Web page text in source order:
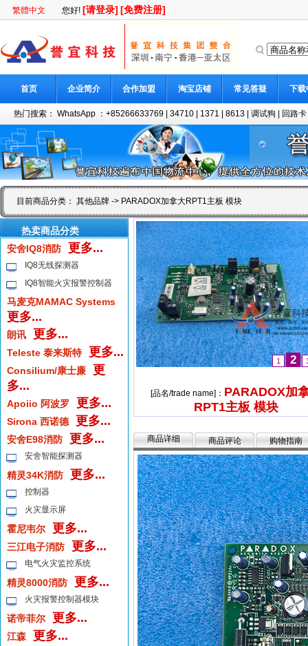
繁體中文 您好! [请登录] [免费注册]
首页 企业简介 合作加盟 淘宝店铺 常见答疑 下载
热门搜索： WhatsApp ：+85266633769 34710 1371 8613 调试狗 回路卡
目前商品分类： 其他品牌 -> PARADOX加拿大RPT1主板 模块
热卖商品分类
安舍IQ8消防
更多...
IQ8无线探测器
IQ8智能火灾报警控制器
马麦克MAMAC Systems
更多...
朗讯 更多...
Teleste 泰来斯特 更多...
Consilium/康士廉
更
多...
Apoiio 阿波罗 更多...
Sirona 西诺德 更多...
安舍E98消防 更多...
安舍智能探测器
精灵34K消防 更多...
控制器
火灾显示屏
霍尼韦尔 更多...
三江电子消防 更多...
电气火灾监控系统
精灵8000消防 更多...
火灾报警控制器模块
诺帝菲尔 更多...
江森 更多...
1 2
[品名/trade name]： PARADOX加
RPT1主板 模块
商品详细 商品评论 购物指南